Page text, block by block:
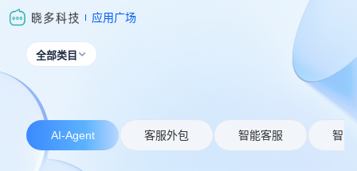
应用广场
全部类目 
AI-Agent 客服外包 智能客服 智能